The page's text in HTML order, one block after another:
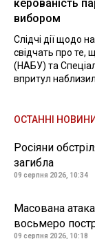
керованість
вибором
Слідчі дії щодо
свідчать про те,
(НАБУ) та
впритул
ОСТАННІ
Росіяни
загибла
09 серпня 2026, 10:34
Масована
восьмеро
09 серпня 2026, 10:18